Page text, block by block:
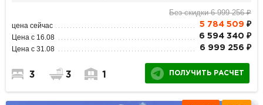
Без скидки 6 999 256 ₽
цена сейчас 5 784 509 ₽
Цена с 16.08 6 594 340 ₽
Цена с 31.08 6 999 256 ₽
3 3 1 ПОЛУЧИТЬ РАСЧЕТ